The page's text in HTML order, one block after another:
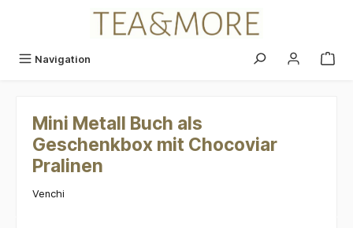
Navigation
Mini Metall Buch als
Geschenkbox mit Chocoviar
Pralinen
Venchi